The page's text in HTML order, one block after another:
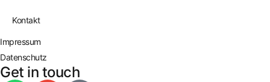
Kontakt
Impressum
Datenschutz
Get in touch